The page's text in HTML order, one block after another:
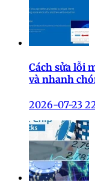
Cách sửa lỗi
và nhanh
2026-07-23